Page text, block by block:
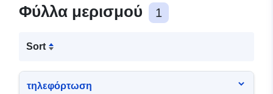
Φύλλα μερισμού 1
Sort
τηλεφόρτωση